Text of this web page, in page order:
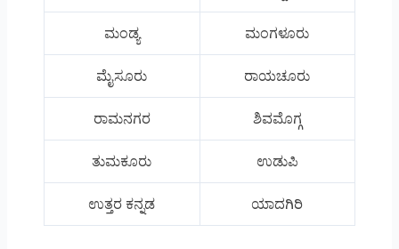
ಮಂಡ್ಯ ಮಂಗಳೂರು
ಮೈಸೂರು ರಾಯಚೂರು
ರಾಮನಗರ ಶಿವಮೊಗ್ಗ
ತುಮಕೂರು ಉಡುಪಿ
ಉತ್ತರ ಕನ್ನಡ ಯಾದಗಿರಿ